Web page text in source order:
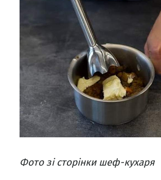
Фото зі сторінки шеф-кухаря